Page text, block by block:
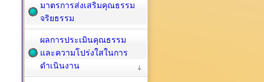
มาตรการส่งเสริมคุณธรรม
จริยธรรม
ผลการประเมินคุณธรรม
และความโปร่งใสในการ
ดำเนินงาน